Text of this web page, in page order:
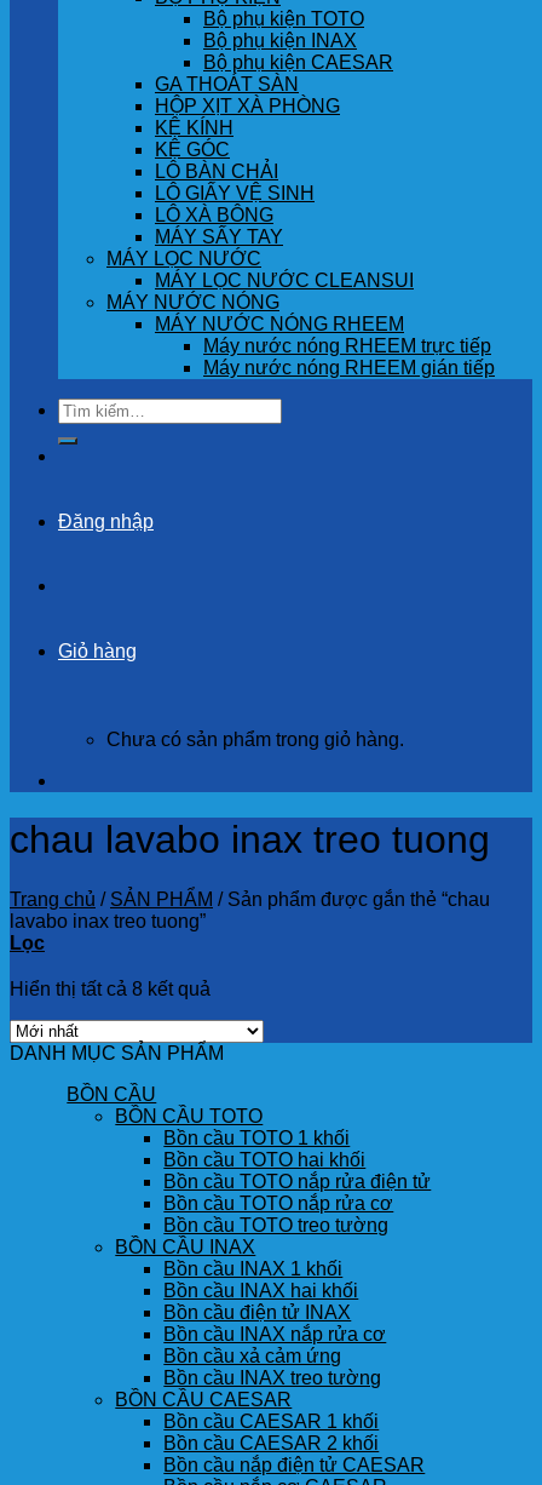
Bộ phụ kiện TOTO
Bộ phụ kiện INAX
Bộ phụ kiện CAESAR
GA THOÁT SÀN
HỘP XỊT XÀ PHÒNG
KỆ KÍNH
KỆ GÓC
LÔ BÀN CHẢI
LÔ GIẤY VỆ SINH
LÔ XÀ BÔNG
MÁY SẤY TAY
MÁY LỌC NƯỚC
MÁY LỌC NƯỚC CLEANSUI
MÁY NƯỚC NÓNG
MÁY NƯỚC NÓNG RHEEM
Máy nước nóng RHEEM trực tiếp
Máy nước nóng RHEEM gián tiếp
Tìm
kiếm:
Đăng nhập
Giỏ hàng
Chưa có sản phẩm trong giỏ hàng.
chau lavabo inax treo tuong
Trang chủ / SẢN PHẨM /Sản phẩm được gắn thẻ “chau
lavabo inax treo tuong”
Lọc
Hiển thị tất cả 8 kết quả
DANH MỤC SẢN PHẨM
BỒN CẦU
BỒN CẦU TOTO
Bồn cầu TOTO 1 khối
Bồn cầu TOTO hai khối
Bồn cầu TOTO nắp rửa điện tử
Bồn cầu TOTO nắp rửa cơ
Bồn cầu TOTO treo tường
BỒN CẦU INAX
Bồn cầu INAX 1 khối
Bồn cầu INAX hai khối
Bồn cầu điện tử INAX
Bồn cầu INAX nắp rửa cơ
Bồn cầu xả cảm ứng
Bồn cầu INAX treo tường
BỒN CẦU CAESAR
Bồn cầu CAESAR 1 khối
Bồn cầu CAESAR 2 khối
Bồn cầu nắp điện tử CAESAR